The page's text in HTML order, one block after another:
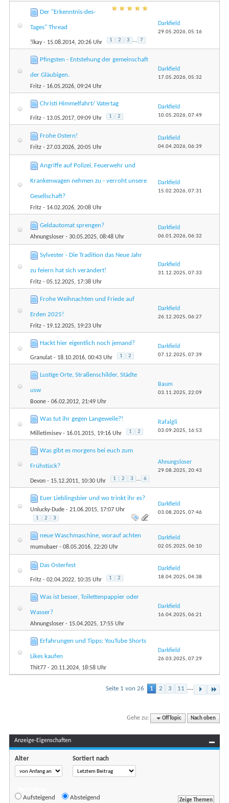
Der "Erkenntnis-des-
Tages" Thread
!lkay- 15.08.2014, 20:26 Uhr 1 2 3 ... 7
Darkfield
29.05.2026, 05:16
Pfingsten - Entstehung der gemeinschaft
der Gläubigen.
Fritz - 16.05.2026, 09:24 Uhr
Darkfield
17.05.2026, 05:32
Christi Himmelfahrt/ Vatertag
Fritz - 13.05.2017, 09:09 Uhr 1 2
Darkfield
10.05.2026, 07:49
Frohe Ostern!
Fritz - 27.03.2026, 20:05 Uhr
Darkfield
04.04.2026, 06:39
Angriffe auf Polizei, Feuerwehr und
Krankenwagen nehmen zu - verroht unsere
Gesellschaft?
Fritz - 14.02.2026, 20:08 Uhr
Darkfield
15.02.2026, 07:31
Geldautomat sprengen?
Ahnungsloser - 30.05.2025, 08:48 Uhr
Darkfield
06.01.2026, 06:32
Sylvester - Die Tradition das Neue Jahr
zu feiern hat sich verändert!
Fritz - 05.12.2025, 17:38 Uhr
Darkfield
31.12.2025, 07:33
Frohe Weihnachten und Friede auf
Erden 2025!
Fritz - 19.12.2025, 19:23 Uhr
Darkfield
26.12.2025, 06:27
Hackt hier eigentlich noch jemand?
Granulat - 18.10.2016, 00:43 Uhr 1 2
Darkfield
07.12.2025, 07:39
Lustige Orte, Straßenschilder, Städte
usw
Boone - 06.02.2012, 21:49 Uhr
Baum
03.11.2025, 22:09
Was tut ihr gegen Langeweile?!
Milletimisev- 16.01.2015, 19:16 Uhr 1 2
Rafalgli
03.09.2025, 16:53
Was gibt es morgens bei euch zum
Frühstück?
Devon - 15.12.2011, 10:30 Uhr 1 2 3 ... 6
Ahnungsloser
29.08.2025, 20:43
Euer Lieblingsbier und wo trinkt ihr es?
Unlucky-Dude - 21.06.2015, 17:07 Uhr
1 2 3
Darkfield
03.08.2025, 07:46
neue Waschmaschine, worauf achten
mumubaer - 08.05.2016, 22:20 Uhr
Darkfield
02.05.2025, 06:10
Das Osterfest
Fritz - 02.04.2022, 10:35 Uhr 1 2
Darkfield
18.04.2025, 04:38
Was ist besser, Toilettenpappier oder
Wasser?
Ahnungsloser - 15.04.2025, 17:55 Uhr
Darkfield
16.04.2025, 06:21
Erfahrungen und Tipps: YouTube Shorts
Likes kaufen
Thit77 - 20.11.2024, 18:58 Uhr
Darkfield
26.03.2025, 07:29
Seite 1 von 26 1 2 3 11 ...
Gehe zu: OffTopic Nach oben
Anzeige-Eigenschaften
Alter Sortiert nach
Aufsteigend Absteigend